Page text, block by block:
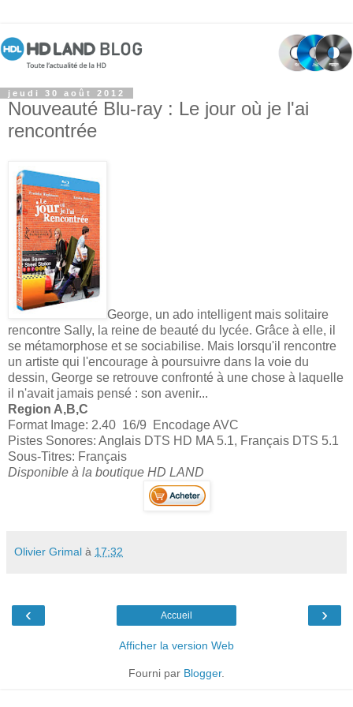
jeudi 30 août 2012
Nouveauté Blu-ray : Le jour où je l'ai
rencontrée
George, un ado intelligent mais solitaire
rencontre Sally, la reine de beauté du lycée. Grâce à elle, il
se métamorphose et se sociabilise. Mais lorsqu'il rencontre
un artiste qui l'encourage à poursuivre dans la voie du
dessin, George se retrouve confronté à une chose à laquelle
il n'avait jamais pensé : son avenir...
Region A,B,C
Format Image: 2.40 16/9 Encodage AVC
Pistes Sonores: Anglais DTS HD MA 5.1, Français DTS 5.1
Sous-Titres: Français
Disponible à la boutique HD LAND
Olivier Grimal à 17:32
‹ ›
Accueil
Afficher la version Web
Fourni par Blogger.